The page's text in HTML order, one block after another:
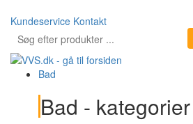
Kundeservice Kontakt
Bad
Bad - kategorier